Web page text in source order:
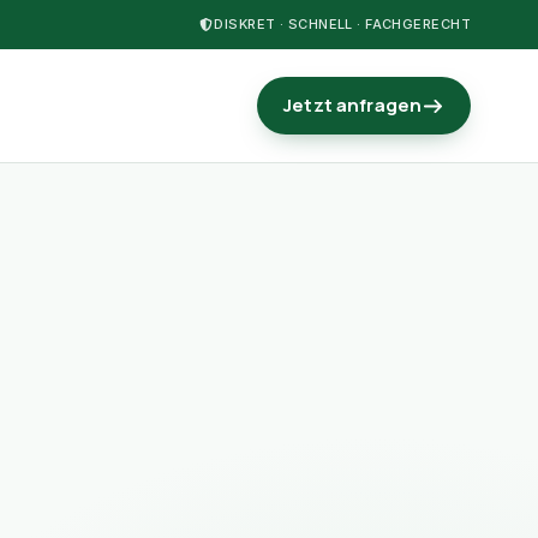
DISKRET · SCHNELL · FACHGERECHT
Jetzt anfragen